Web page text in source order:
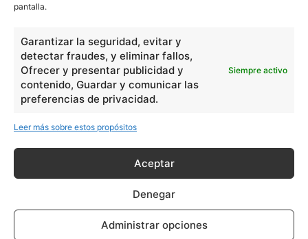
pantalla.
Garantizar la seguridad, evitar y
detectar fraudes, y eliminar fallos,
Ofrecer y presentar publicidad y
contenido, Guardar y comunicar las
preferencias de privacidad.
Siempre activo
Leer más sobre estos propósitos
Aceptar
Denegar
Administrar opciones
Vaca
- Publicidad -